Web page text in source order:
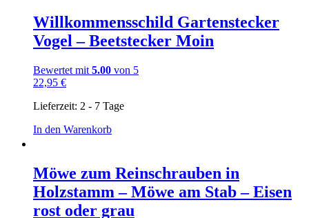
Willkommensschild Gartenstecker
Vogel – Beetstecker Moin
Bewertet mit 5.00 von 5
22,95 €
Lieferzeit: 2 - 7 Tage
In den Warenkorb
Möwe zum Reinschrauben in
Holzstamm – Möwe am Stab – Eisen
rost oder grau